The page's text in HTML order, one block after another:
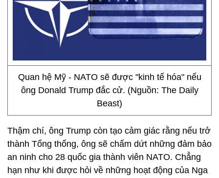
Quan hệ Mỹ - NATO sẽ được "kinh tế hóa" nếu
ông Donald Trump đắc cử. (Nguồn: The Daily
Beast)
Thậm chí, ông Trump còn tạo cảm giác rằng nếu trở
thành Tổng thống, ông sẽ chấm dứt những đảm bảo
an ninh cho 28 quốc gia thành viên NATO. Chẳng
hạn như khi được hỏi về những hoạt động của Nga